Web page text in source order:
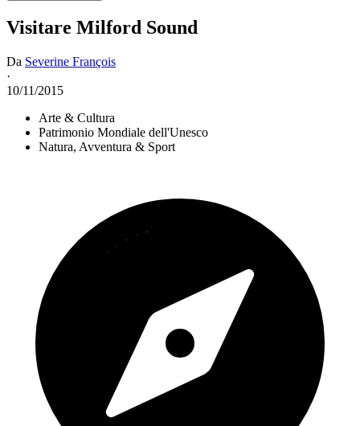
Visitare Milford Sound
Da Severine François
·
10/11/2015
Arte & Cultura
Patrimonio Mondiale dell'Unesco
Natura, Avventura & Sport